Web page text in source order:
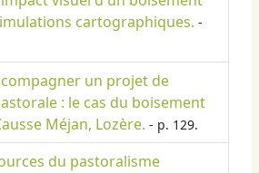
cartographiques. -
un projet de
: le cas du boisement
Méjan, Lozère. - p. 129.
du pastoralisme